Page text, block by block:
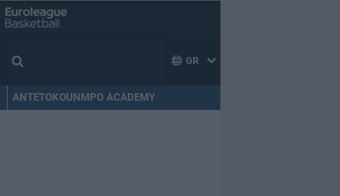
GR
ANTETOKOUNMPO ACADEMY